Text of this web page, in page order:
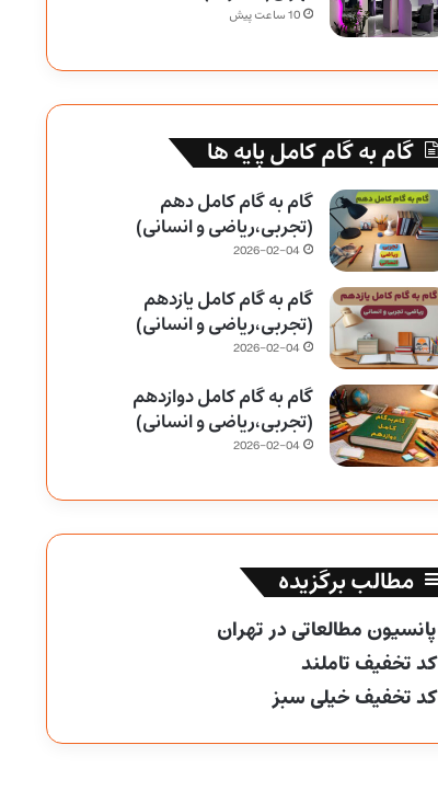
10 ساعت پیش
گام به گام کامل پایه ها
گام به گام کامل دهم
(تجربی،ریاضی و انسانی)
2026-02-04
گام به گام کامل یازدهم
(تجربی،ریاضی و انسانی)
2026-02-04
گام به گام کامل دوازدهم
(تجربی،ریاضی و انسانی)
2026-02-04
مطالب برگزیده
پانسیون مطالعاتی در تهران
کد تخفیف تاملند
کد تخفیف خیلی سبز